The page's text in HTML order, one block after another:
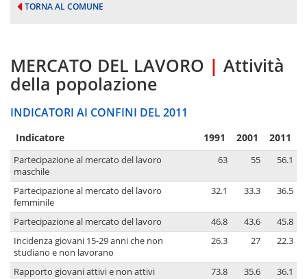
TORNA AL COMUNE
MERCATO DEL LAVORO | Attività
della popolazione
INDICATORI AI CONFINI DEL 2011
Indicatore 1991 2001 2011
Partecipazione al mercato del lavoro
maschile
63 55 56.1
Partecipazione al mercato del lavoro
femminile
32.1 33.3 36.5
Partecipazione al mercato del lavoro 46.8 43.6
45.8
Incidenza giovani 15-29 anni che non
studiano e non lavorano
26.3 27 22.3
Rapporto giovani attivi e non attivi 73.8 35.6 36.1